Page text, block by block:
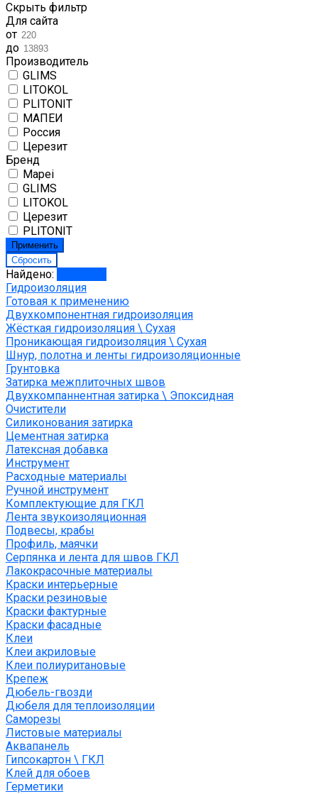
Скрыть фильтр
Для сайта
от
до
Производитель
GLIMS
LITOKOL
PLITONIT
МАПЕИ
Россия
Церезит
Бренд
Mapei
GLIMS
LITOKOL
Церезит
PLITONIT
Найдено:
Гидроизоляция
Готовая к применению
Двухкомпонентная гидроизоляция
Жёсткая гидроизоляция \ Сухая
Проникающая гидроизоляция \ Сухая
Шнур, полотна и ленты гидроизоляционные
Грунтовка
Затирка межплиточных швов
Двухкомпаннентная затирка \ Эпоксидная
Очистители
Силиконования затирка
Цементная затирка
Латексная добавка
Инструмент
Расходные материалы
Ручной инструмент
Комплектующие для ГКЛ
Лента звукоизоляционная
Подвесы, крабы
Профиль, маячки
Серпянка и лента для швов ГКЛ
Лакокрасочные материалы
Краски интерьерные
Краски резиновые
Краски фактурные
Краски фасадные
Клеи
Клеи акриловые
Клеи полиуритановые
Крепеж
Дюбель-гвозди
Дюбеля для теплоизоляции
Саморезы
Листовые материалы
Аквапанель
Гипсокартон \ ГКЛ
Клей для обоев
Герметики